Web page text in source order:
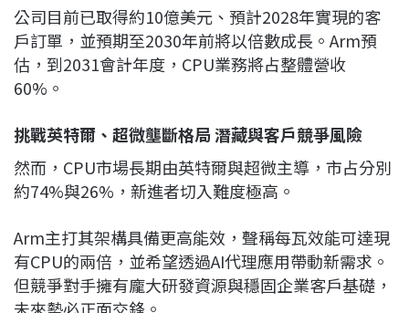
公司目前已取得約10億美元、預計2028年實現的客
戶訂單，並預期至2030年前將以倍數成長。Arm預
估，到2031會計年度，CPU業務將占整體營收
60%。
挑戰英特爾、超微壟斷格局 潛藏與客戶競爭風險
然而，CPU市場長期由英特爾與超微主導，市占分別
約74%與26%，新進者切入難度極高。
Arm主打其架構具備更高能效，聲稱每瓦效能可達現
有CPU的兩倍，並希望透過AI代理應用帶動新需求。
但競爭對手擁有龐大研發資源與穩固企業客戶基礎，